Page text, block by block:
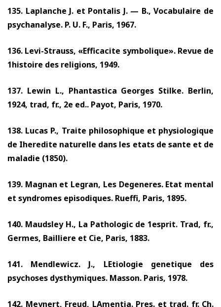
135. Laplanche J. et Pontalis J. — B., Vocabulaire de
psychanalyse. P. U. F., Paris, 1967.
136. Levi-Strauss, «Efficacite symbolique». Revue de
1histoire des religions, 1949.
137. Lewin L., Phantastica Georges Stilke. Berlin,
1924, trad, fr., 2e ed.. Payot, Paris, 1970.
138. Lucas P., Traite philosophique et physiologique
de Iheredite naturelle dans les etats de sante et de
maladie (1850).
139. Magnan et Legran, Les Degeneres. Etat mental
et syndromes episodiques. Rueffi, Paris, 1895.
140. Maudsley H., La Pathologic de 1esprit. Trad, fr.,
Germes, Bailliere et Cie, Paris, 1883.
141. Mendlewicz. J., LEtiologie genetique des
psychoses dysthymiques. Masson. Paris, 1978.
142. Meynert, Freud, LAmentia. Pres. et trad. fr. Ch.